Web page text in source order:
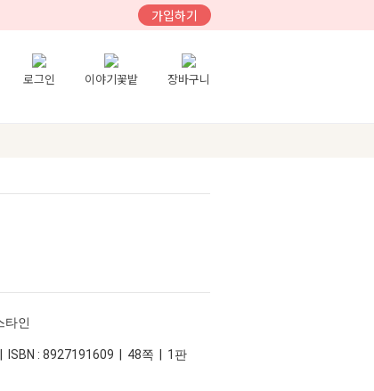
가입하기
로그인 이야기꽃밭 장바구니
타인
ISBN : 8927191609 | 48쪽 | 1판